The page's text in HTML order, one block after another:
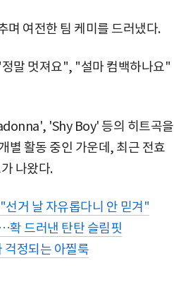
며 여전한 팀 케미를 드러냈다.
말 멋져요", "설마 컴백하나요"
'Shy Boy' 등의 히트곡을
별 활동 중인 가운데, 최근 전효
나왔다.
거 날 자유롭다니 안 믿겨"
확 드러낸 탄탄 슬림핏
정되는 아찔룩